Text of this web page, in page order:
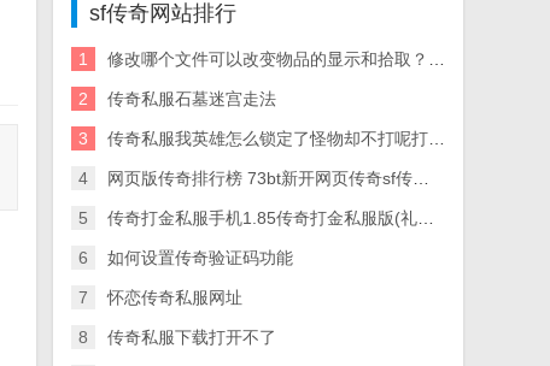
sf传奇网站排行
1 修改哪个文件可以改变物品的显示和拾取？就 – 手机爱问
2 传奇私服石墓迷宫走法
3 传奇私服我英雄怎么锁定了怪物却不打呢打着打 可是就算算我锁定了怪物他为什么也不打呢
4 网页版传奇排行榜 73bt新开网页传奇sf传奇世界
5 传奇打金私服手机1.85传奇打金私服版(礼包码)
6 如何设置传奇验证码功能
7 怀恋传奇私服网址
8 传奇私服下载打开不了